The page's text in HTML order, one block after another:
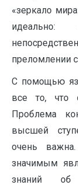
«зеркало
преломлении
С помощью
все то, что
Проблема
высшей
очень
значимым
знаний об